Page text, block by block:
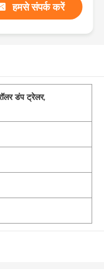
हमसे संपर्क करें
डंप ट्रेलर,